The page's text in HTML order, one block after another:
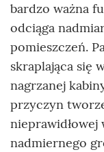
bardzo ważna
odciąga
pomieszczeń.
skraplająca się
nagrzanej
przyczyn
nadmiernego